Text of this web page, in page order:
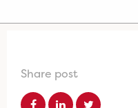
Share post